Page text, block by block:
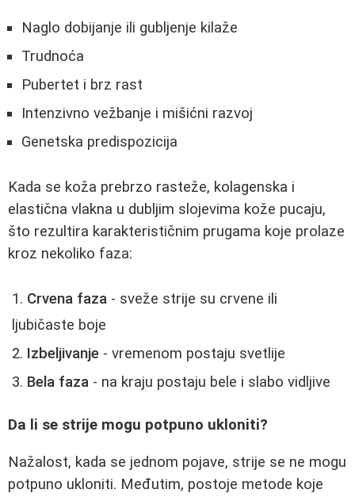
Naglo dobijanje ili gubljenje kilaže
Trudnoća
Pubertet i brz rast
Intenzivno vežbanje i mišićni razvoj
Genetska predispozicija
Kada se koža prebrzo rasteže, kolagenska i
elastična vlakna u dubljim slojevima kože pucaju,
što rezultira karakterističnim prugama koje prolaze
kroz nekoliko faza:
Crvena faza - sveže strije su crvene ili
ljubičaste boje
Izbeljivanje - vremenom postaju svetlije
Bela faza - na kraju postaju bele i slabo vidljive
Da li se strije mogu potpuno ukloniti?
Nažalost, kada se jednom pojave, strije se ne mogu
potpuno ukloniti. Međutim, postoje metode koje